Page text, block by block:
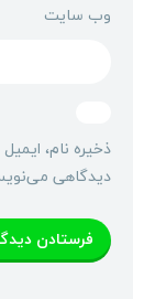
وب‌ سایت
ذخیره نام،
دیدگاهی